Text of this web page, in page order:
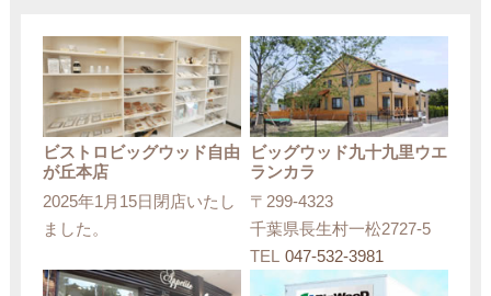
ビストロビッグウッド自由
が丘本店
2025年1月15日閉店いたし
ました。
ビッグウッド九十九里ウエ
ランカラ
〒299-4323
千葉県長生村一松2727-5
TEL 047-532-3981